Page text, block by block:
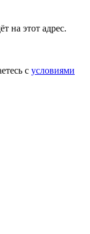
на этот адрес.
с условиями